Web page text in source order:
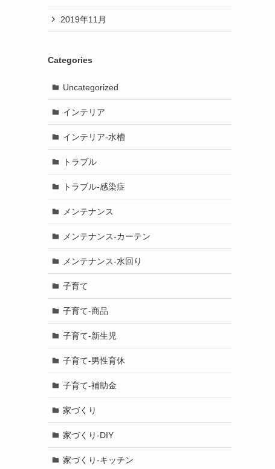
2019年11月
Categories
Uncategorized
インテリア
インテリア-水槽
トラブル
トラブル-感染症
メンテナンス
メンテナンス-カーテン
メンテナンス-水回り
子育て
子育て-商品
子育て-新生児
子育て-男性育休
子育て-補助金
家づくり
家づくり-DIY
家づくり-キッチン